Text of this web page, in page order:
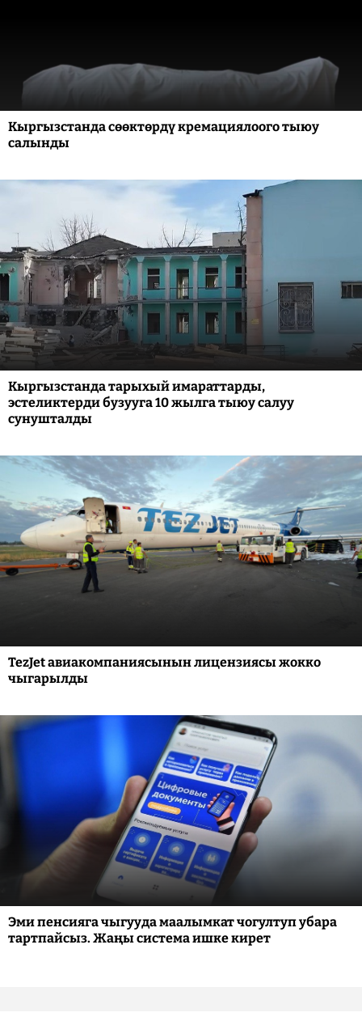
Кыргызстанда сөөктөрдү кремациялоого тыюу
салынды
Кыргызстанда тарыхый имараттарды,
эстеликтерди бузууга 10 жылга тыюу салуу
сунушталды
TezJet авиакомпаниясынын лицензиясы жокко
чыгарылды
Эми пенсияга чыгууда маалымкат чогултуп убара
тартпайсыз. Жаңы система ишке кирет